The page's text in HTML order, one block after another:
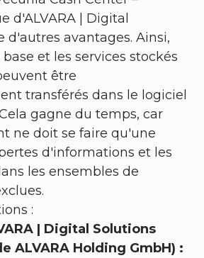
d'ALVARA | Digital
d'autres avantages. Ainsi,
base et les services stockés
être
transférés dans le logiciel
gagne du temps, car
ne doit se faire qu'une
d'informations et les
les ensembles de
:
| Digital Solutions
ALVARA Holding GmbH) :